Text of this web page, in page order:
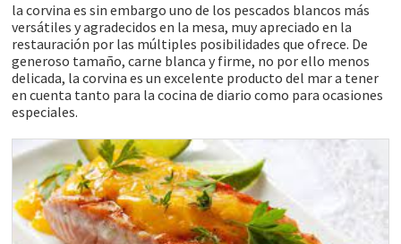
la corvina es sin embargo uno de los pescados blancos más
versátiles y agradecidos en la mesa, muy apreciado en la
restauración por las múltiples posibilidades que ofrece. De
generoso tamaño, carne blanca y firme, no por ello menos
delicada, la corvina es un excelente producto del mar a tener
en cuenta tanto para la cocina de diario como para ocasiones
especiales.